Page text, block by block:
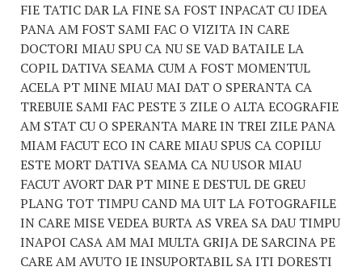
FIE TATIC DAR LA FINE SA FOST INPACAT CU IDEA
PANA AM FOST SAMI FAC O VIZITA IN CARE
DOCTORI MIAU SPU CA NU SE VAD BATAILE LA
COPIL DATIVA SEAMA CUM A FOST MOMENTUL
ACELA PT MINE MIAU MAI DAT O SPERANTA CA
TREBUIE SAMI FAC PESTE 3 ZILE O ALTA ECOGRAFIE
AM STAT CU O SPERANTA MARE IN TREI ZILE PANA
MIAM FACUT ECO IN CARE MIAU SPUS CA COPILU
ESTE MORT DATIVA SEAMA CA NU USOR MIAU
FACUT AVORT DAR PT MINE E DESTUL DE GREU
PLANG TOT TIMPU CAND MA UIT LA FOTOGRAFILE
IN CARE MISE VEDEA BURTA AS VREA SA DAU TIMPU
INAPOI CASA AM MAI MULTA GRIJA DE SARCINA PE
CARE AM AVUTO IE INSUPORTABIL SA ITI DORESTI